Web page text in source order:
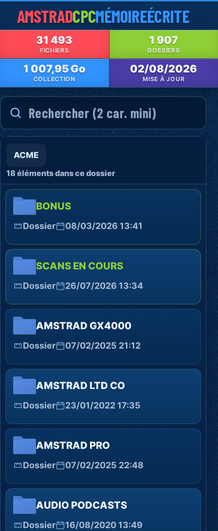
AMSTRADCPCMÉMOIREÉCRITE
31 493
FICHIERS
1 907
DOSSIERS
1 007,95 Go
COLLECTION
02/08/2026
MISE À JOUR
ACME
18 éléments dans ce dossier
BONUS
Dossier 08/03/2026 13:41
SCANS EN COURS
Dossier 26/07/2026 13:34
AMSTRAD GX4000
Dossier 07/02/2025 21:12
AMSTRAD LTD CO
Dossier 23/01/2022 17:35
AMSTRAD PRO
Dossier 07/02/2025 22:48
AUDIO PODCASTS
Dossier 16/08/2020 13:49